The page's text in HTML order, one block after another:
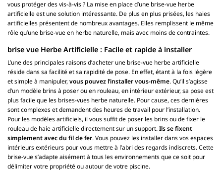
vous protéger des vis-à-vis ? La mise en place d’une brise-vue herbe
artificielle est une solution intéressante. De plus en plus prisées, les haies
artificielles présentent de nombreux avantages. Elles remplissent le même
rôle qu’une brise-vue en herbe naturelle, mais avec moins de contraintes.
brise vue Herbe Artificielle : Facile et rapide à installer
L’une des principales raisons d’acheter une brise-vue herbe artificielle
réside dans sa facilité et sa rapidité de pose. En effet, étant à la fois légère
et simple à manipuler,vous pouvez l’installer vous-même. Qu’il s’agisse
d’un modèle brins à poser ou en rouleau, en intérieur extérieur, sa pose est
plus facile que les brises-vues herbe naturelle. Pour cause, ces dernières
sont complexes et demandent des heures de travail pour l’installation.
Pour les modèles artificiels, il vous suffit de poser les brins ou de fixer le
rouleau de haie artificielle directement sur un support.Ils se fixent
simplement avec du fil de fer. Vous pouvez les installer dans vos espaces
intérieurs extérieurs pour vous mettre à l’abri des regards indiscrets. Cette
brise-vue s’adapte aisément à tous les environnements que ce soit pour
délimiter votre propriété ou autour de votre piscine.